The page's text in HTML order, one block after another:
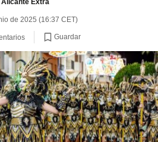
de 2025 (16:37 CET)
Guardar